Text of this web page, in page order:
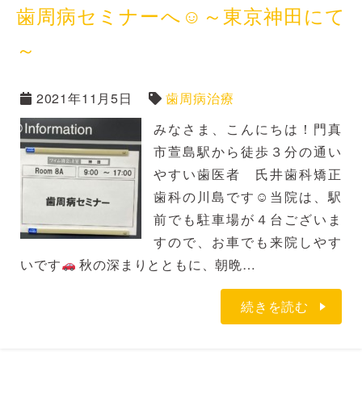
歯周病セミナーへ☺～東京神田にて
～
2021年11月5日
歯周病治療
みなさま、こんにちは！門真
市萱島駅から徒歩３分の通い
やすい歯医者 氏井歯科矯正
歯科の川島です☺当院は、駅
前でも駐車場が４台ございま
すので、お車でも来院しやす
いです
秋の深まりとともに、朝晩…
続きを読む